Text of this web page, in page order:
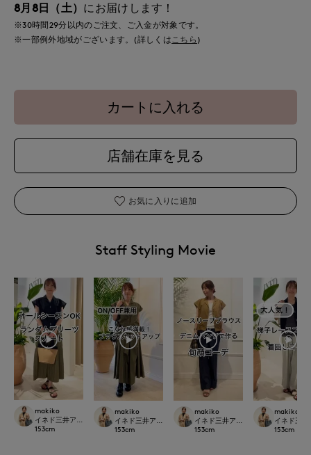
8月8日（土） にお届けします！
※30時間29分以内のご注文、ご入金が対象です。
※一部例外地域がございます。(詳しくは こちら )
カートに入れる
店舗在庫を見る
お気に入りに追加
Staff Styling Movie
makiko
イネド三井アウトレットパーク多摩南大沢店
153cm
makiko
イネド三井アウトレットパーク多摩南大沢店
153cm
makiko
イネド三井アウトレットパーク多摩
153cm
makiko
イネド三
153cm